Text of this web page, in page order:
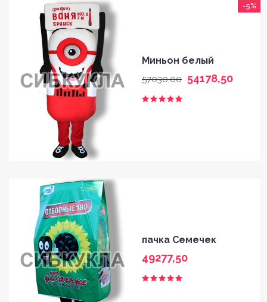
-5%
Миньон белый
57030,00 54178,50
пачка Семечек
49277,50